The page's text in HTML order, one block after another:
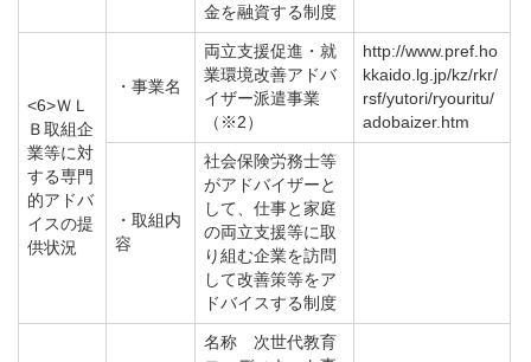
金を融資する制度
<6>ＷＬ
Ｂ取組企
業等に対
する専門
的アドバ
イスの提
供状況
・事業名
両立支援促進・就
業環境改善アドバ
イザー派遣事業
（※2）
http://www.pref.ho
kkaido.lg.jp/kz/rkr/
rsf/yutori/ryouritu/
adobaizer.htm
・取組内
容
社会保険労務士等
がアドバイザーと
して、仕事と家庭
の両立支援等に取
り組む企業を訪問
して改善策等をア
ドバイスする制度
名称 次世代教育